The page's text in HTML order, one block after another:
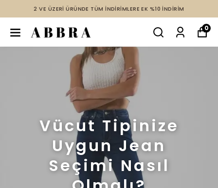
2 VE ÜZERİ ÜRÜNDE TÜM İNDİRİMLERE EK %10 İNDİRİM
0
Vücut Tipinize
Uygun Jean
Seçimi Nasıl